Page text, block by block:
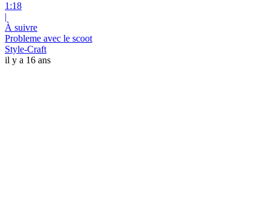
1:18
|
À suivre
Probleme avec le scoot
Style-Craft
il y a 16 ans